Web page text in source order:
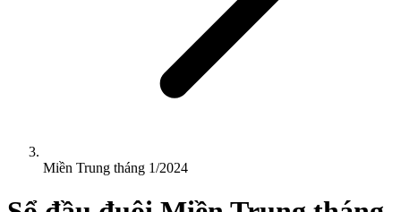
Miền Trung tháng 1/2024